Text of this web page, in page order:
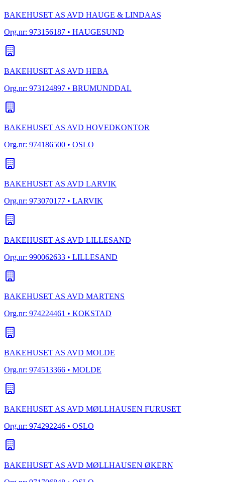
BAKEHUSET AS AVD HAUGE & LINDAAS
Org.nr: 973156187 • HAUGESUND
BAKEHUSET AS AVD HEBA
Org.nr: 973124897 • BRUMUNDDAL
BAKEHUSET AS AVD HOVEDKONTOR
Org.nr: 974186500 • OSLO
BAKEHUSET AS AVD LARVIK
Org.nr: 973070177 • LARVIK
BAKEHUSET AS AVD LILLESAND
Org.nr: 990062633 • LILLESAND
BAKEHUSET AS AVD MARTENS
Org.nr: 974224461 • KOKSTAD
BAKEHUSET AS AVD MOLDE
Org.nr: 974513366 • MOLDE
BAKEHUSET AS AVD MØLLHAUSEN FURUSET
Org.nr: 974292246 • OSLO
BAKEHUSET AS AVD MØLLHAUSEN ØKERN